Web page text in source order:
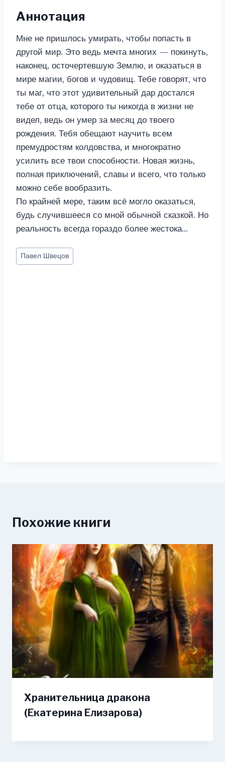
Аннотация
Мне не пришлось умирать, чтобы попасть в
другой мир. Это ведь мечта многих — покинуть,
наконец, осточертевшую Землю, и оказаться в
мире магии, богов и чудовищ. Тебе говорят, что
ты маг, что этот удивительный дар достался
тебе от отца, которого ты никогда в жизни не
видел, ведь он умер за месяц до твоего
рождения. Тебя обещают научить всем
премудростям колдовства, и многократно
усилить все твои способности. Новая жизнь,
полная приключений, славы и всего, что только
можно себе вообразить.
По крайней мере, таким всё могло оказаться,
будь случившееся со мной обычной сказкой. Но
реальность всегда гораздо более жестока…
Метки
записи:
Павел Швецов
Похожие книги
Хранительница дракона
(Екатерина Елизарова)